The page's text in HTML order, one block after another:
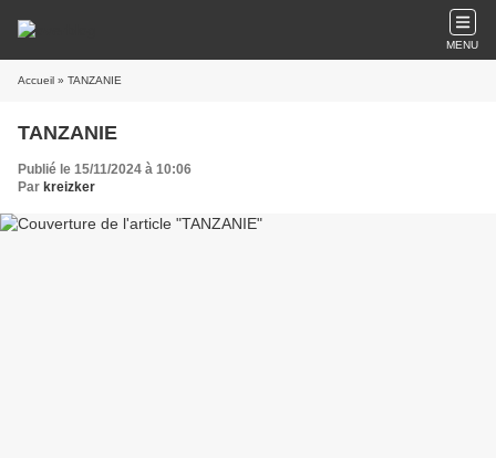
MENU
Accueil » TANZANIE
TANZANIE
Publié le 15/11/2024 à 10:06
Par kreizker